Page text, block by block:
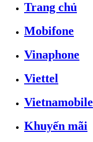
Trang chủ
Mobifone
Vinaphone
Viettel
Vietnamobile
Khuyến mãi